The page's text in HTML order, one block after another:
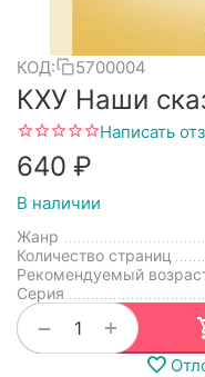
КОД: 5700004
КХУ Наши
Написать
‍640‍ ₽
В наличии
Жанр
Количество страниц
Рекомендуемый
Серия
+
−